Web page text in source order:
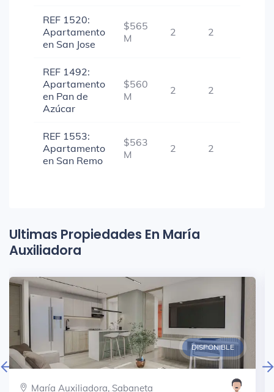
REF 1520:
Apartamento
en San Jose
$565
M
2 2
REF 1492:
Apartamento
en Pan de
Azúcar
$560
M
2 2
REF 1553:
Apartamento
en San Remo
$563
M
2 2
Ultimas Propiedades En María
Auxiliadora
DISPONIBLE
María Auxiliadora, Sabaneta